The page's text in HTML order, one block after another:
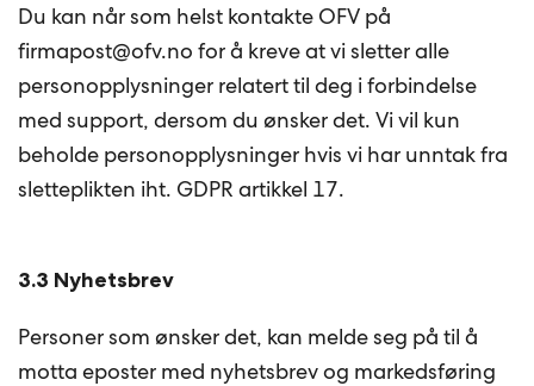
Du kan når som helst kontakte OFV på
firmapost@ofv.no for å kreve at vi sletter alle
personopplysninger relatert til deg i forbindelse
med support, dersom du ønsker det. Vi vil kun
beholde personopplysninger hvis vi har unntak fra
sletteplikten iht. GDPR artikkel 17.
3.3 Nyhetsbrev
Personer som ønsker det, kan melde seg på til å
motta eposter med nyhetsbrev og markedsføring